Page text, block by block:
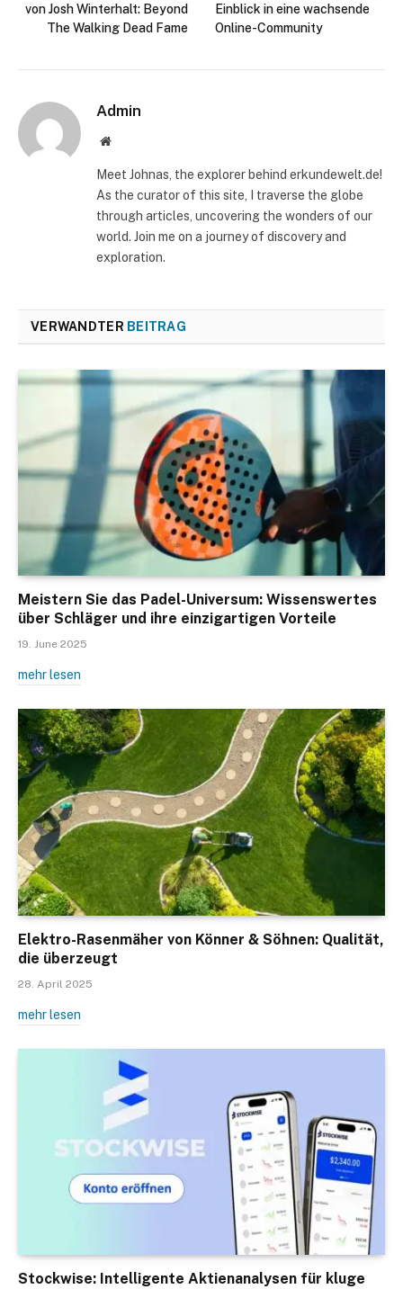
von Josh Winterhalt: Beyond
The Walking Dead Fame
Einblick in eine wachsende
Online-Community
Admin
Website
Meet Johnas, the explorer behind erkundewelt.de!
As the curator of this site, I traverse the globe
through articles, uncovering the wonders of our
world. Join me on a journey of discovery and
exploration.
VERWANDTER BEITRAG
Meistern Sie das Padel-Universum: Wissenswertes
über Schläger und ihre einzigartigen Vorteile
19. June 2025
mehr lesen
Elektro-Rasenmäher von Könner & Söhnen: Qualität,
die überzeugt
28. April 2025
mehr lesen
Stockwise: Intelligente Aktienanalysen für kluge